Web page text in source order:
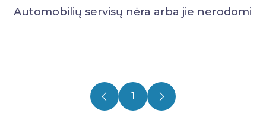
Automobilių servisų nėra arba jie nerodomi
1